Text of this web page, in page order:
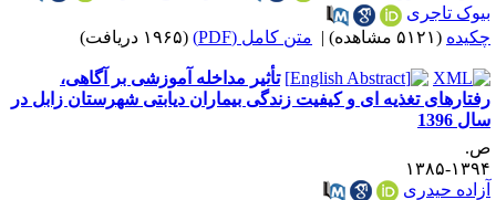
تاجری
(۵۱۲۱ مشاهده) | متن کامل (PDF) (۱۹۶۵ دریافت)
تأثیر مداخله آموزشی بر آگاهی،
تغذیه ای و کیفیت زندگی بیماران دیابتی شهرستان زابل در
1396
۱۳۸۵
حیدری